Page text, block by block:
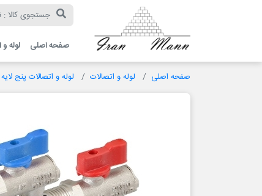
صفحه اصلی لوله
صفحه اصلی لوله و اتصالات لوله و اتصالات پنج لایه